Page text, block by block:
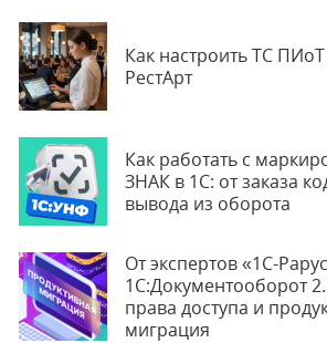
Как настроить ТС
РестАрт
Как работать с
ЗНАК в 1С: от заказа
вывода из оборота
От экспертов «1С-
1С:Документооборот
права доступа и
миграция